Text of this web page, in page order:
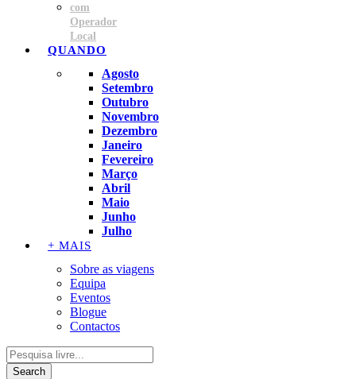
com
Operador
Local
QUANDO
Agosto
Setembro
Outubro
Novembro
Dezembro
Janeiro
Fevereiro
Março
Abril
Maio
Junho
Julho
+ MAIS
Sobre as viagens
Equipa
Eventos
Blogue
Contactos